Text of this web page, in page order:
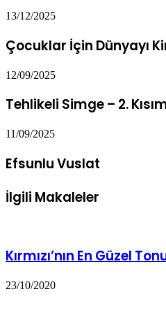
13/12/2025
Çocuklar İçin Dünyayı
12/09/2025
Tehlikeli Simge – 2.
11/09/2025
Efsunlu Vuslat
İlgili Makaleler
Kırmızı’nın En Güzel
23/10/2020